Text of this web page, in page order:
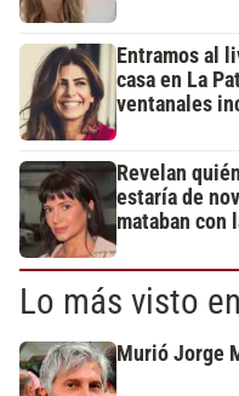
Entramos al
casa en La
ventanales
Revelan
estaría de
mataban con
Lo más visto
Murió Jorge